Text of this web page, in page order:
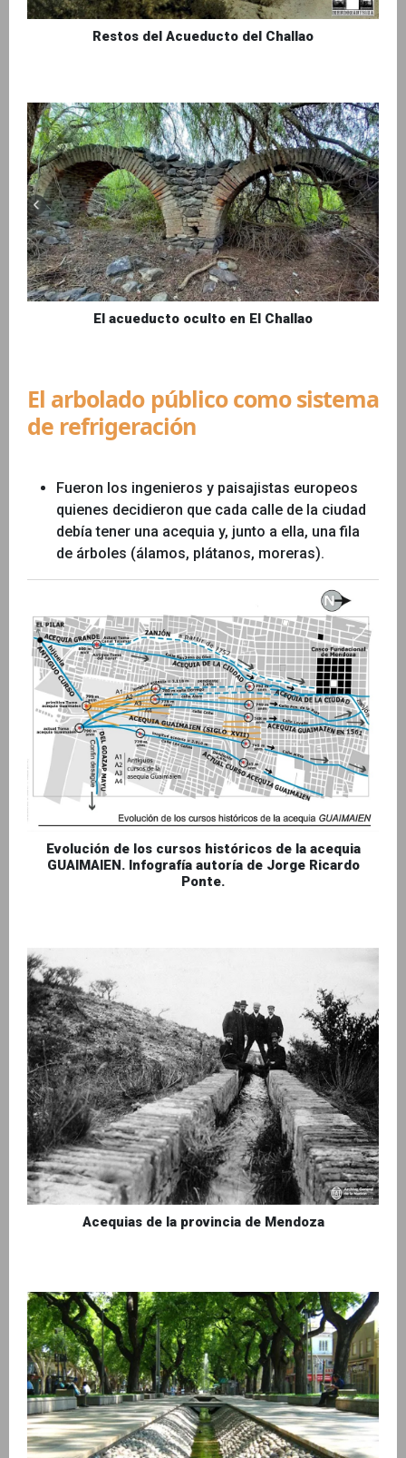
Restos del Acueducto del Challao
El acueducto oculto en El Challao
El arbolado público como sistema
de refrigeración
Fueron los ingenieros y paisajistas europeos
quienes decidieron que cada calle de la ciudad
debía tener una acequia y, junto a ella, una fila
de árboles (álamos, plátanos, moreras).
Evolución de los cursos históricos de la acequia
GUAIMAIEN. Infografía autoría de Jorge Ricardo
Ponte.
Acequias de la provincia de Mendoza